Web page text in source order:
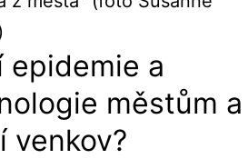
epidemie a
městům a
venkov?